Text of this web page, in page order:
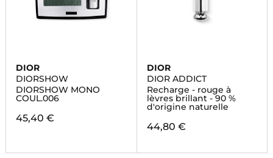
DIOR
DIORSHOW
DIORSHOW MONO
COUL.006
45,40 €
DIOR
DIOR ADDICT
Recharge - rouge à
lèvres brillant - 90 %
d'origine naturelle
44,80 €